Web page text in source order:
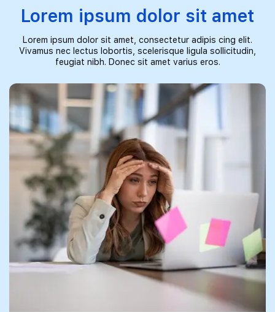
Lorem ipsum dolor sit amet
Lorem ipsum dolor sit amet, consectetur adipis cing elit.
Vivamus nec lectus lobortis, scelerisque ligula sollicitudin,
feugiat nibh. Donec sit amet varius eros.